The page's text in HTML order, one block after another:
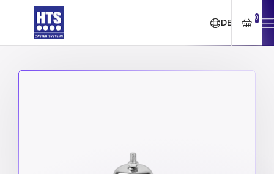
DE 0